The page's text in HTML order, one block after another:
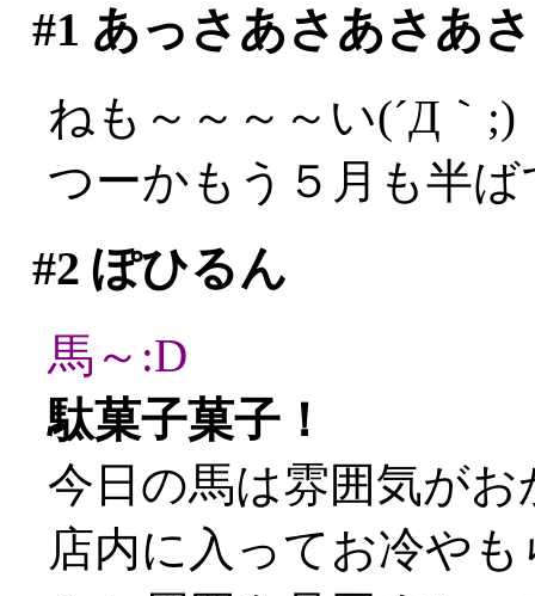
#1 あっさあさあさあ
ねも～～～～い(´Д｀;)
つーかもう５月も半ば
#2 ぽひるん
馬～:D
駄菓子菓子！
今日の馬は雰囲気が
店内に入ってお冷や